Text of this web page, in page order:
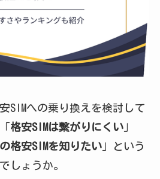
SIMへの乗り換えを検討して
格安SIMは繋がりにくい」
格安SIMを知りたい」という
しょうか。